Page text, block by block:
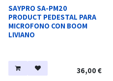
SAYPRO SA-PM20
PRODUCT PEDESTAL PARA
MICROFONO CON BOOM
LIVIANO
36,00 €